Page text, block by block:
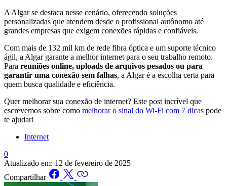
A Algar se destaca nesse cenário, oferecendo soluções
personalizadas que atendem desde o profissional autônomo até
grandes empresas que exigem conexões rápidas e confiáveis.
Com mais de 132 mil km de rede fibra óptica e um suporte técnico
ágil, a Algar garante a melhor internet para o seu trabalho remoto.
Para reuniões online, uploads de arquivos pesados ou para
garantir uma conexão sem falhas, a Algar é a escolha certa para
quem busca qualidade e eficiência.
Quer melhorar sua conexão de internet? Este post incrível que
escrevemos sobre como melhorar o sinal do Wi-Fi com 7 dicas pode
te ajudar!
Internet
0
Atualizado em: 12 de fevereiro de 2025
Compartilhar